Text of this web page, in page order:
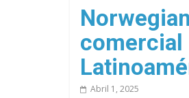
sitio
comercial
Abril 1, 2025